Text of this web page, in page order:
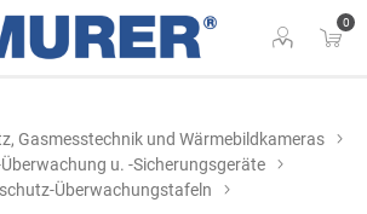
0
Gasmesstechnik und Wärmebildkameras
u. -Sicherungsgeräte
Überwachungstafeln